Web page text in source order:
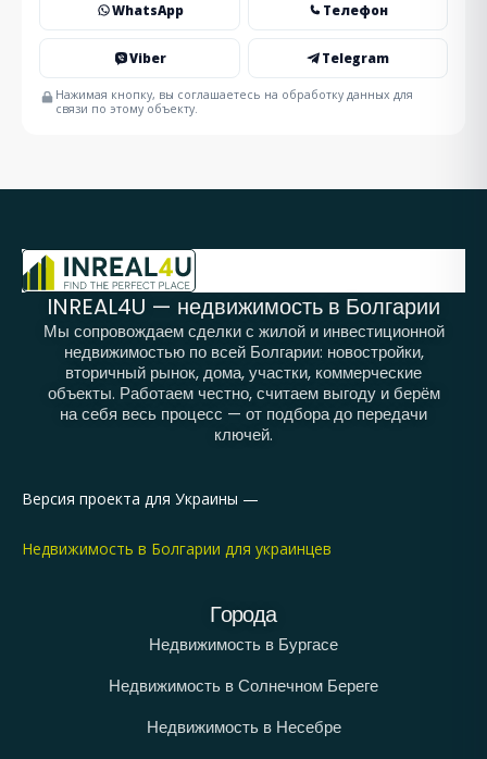
WhatsApp Телефон
Viber Telegram
Нажимая кнопку, вы соглашаетесь на обработку данных для
связи по этому объекту.
INREAL4U — недвижимость в Болгарии
Мы сопровождаем сделки с жилой и инвестиционной
недвижимостью по всей Болгарии: новостройки,
вторичный рынок, дома, участки, коммерческие
объекты. Работаем честно, считаем выгоду и берём
на себя весь процесс — от подбора до передачи
ключей.
Версия проекта для Украины —
Недвижимость в Болгарии для украинцев
Города
Недвижимость в Бургасе
Недвижимость в Солнечном Береге
Недвижимость в Несебре